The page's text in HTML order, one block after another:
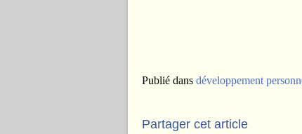
Publié dans développement
Partager cet article